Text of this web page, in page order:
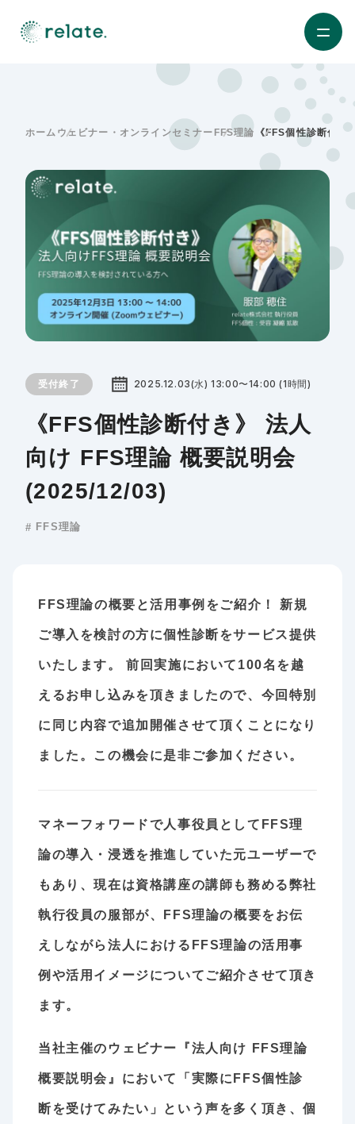
ホーム ウェビナー・オンラインセミナー FFS理論 《FFS個性診断付
受付終了 2025.12.03(水) 13:00〜14:00 (1時間)
《FFS個性診断付き》 法人
向け FFS理論 概要説明会
(2025/12/03)
FFS理論
FFS理論の概要と活用事例をご紹介！ 新規
ご導入を検討の方に個性診断をサービス提供
いたします。 前回実施において100名を越
えるお申し込みを頂きましたので、今回特別
に同じ内容で追加開催させて頂くことになり
ました。この機会に是非ご参加ください。
マネーフォワードで人事役員としてFFS理
論の導入・浸透を推進していた元ユーザーで
もあり、現在は資格講座の講師も務める弊社
執行役員の服部が、FFS理論の概要をお伝
えしながら法人におけるFFS理論の活用事
例や活用イメージについてご紹介させて頂き
ます。
当社主催のウェビナー『法人向け FFS理論
概要説明会』において「実際にFFS個性診
断を受けてみたい」という声を多く頂き、個